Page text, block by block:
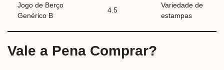
Jogo de Berço
Genérico B
4.5
Variedade de
estampas
Vale a Pena Comprar?